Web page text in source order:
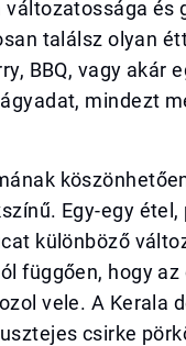
változatossága és
találsz olyan
BBQ, vagy akár
mindezt
Egy-egy étel,
különböző
függően, hogy
vele. A Kerala
csirke